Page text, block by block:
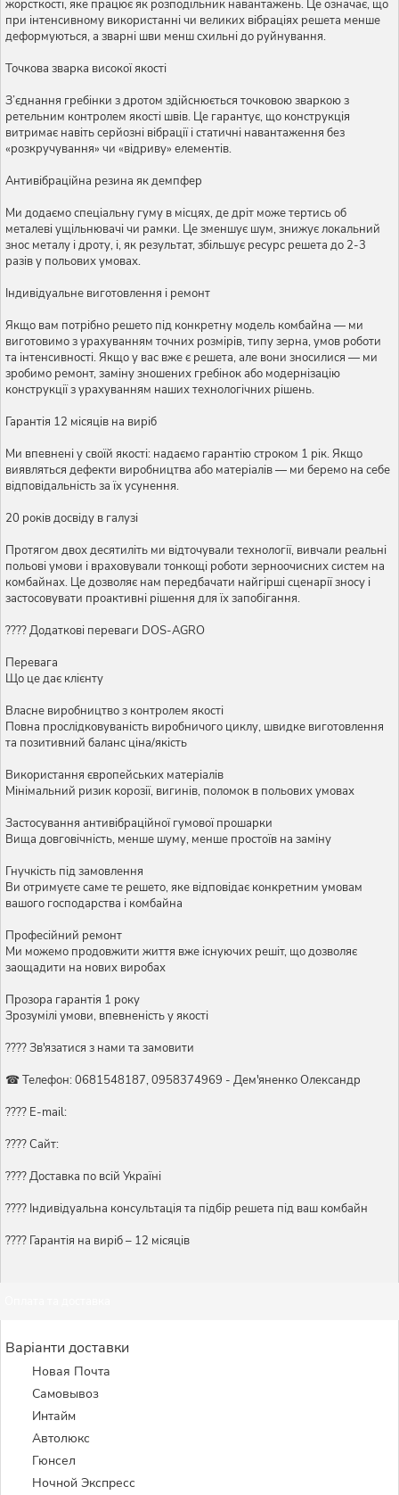
жорсткості, яке працює як розподільник навантажень. Це означає, що
при інтенсивному використанні чи великих вібраціях решета менше
деформуються, а зварні шви менш схильні до руйнування.
Точкова зварка високої якості
З’єднання гребінки з дротом здійснюється точковою зваркою з
ретельним контролем якості швів. Це гарантує, що конструкція
витримає навіть серйозні вібрації і статичні навантаження без
«розкручування» чи «відриву» елементів.
Антивібраційна резина як демпфер
Ми додаємо спеціальну гуму в місцях, де дріт може тертись об
металеві ущільнювачі чи рамки. Це зменшує шум, знижує локальний
знос металу і дроту, і, як результат, збільшує ресурс решета до 2-3
разів у польових умовах.
Індивідуальне виготовлення і ремонт
Якщо вам потрібно решето під конкретну модель комбайна — ми
виготовимо з урахуванням точних розмірів, типу зерна, умов роботи
та інтенсивності. Якщо у вас вже є решета, але вони зносилися — ми
зробимо ремонт, заміну зношених гребінок або модернізацію
конструкції з урахуванням наших технологічних рішень.
Гарантія 12 місяців на виріб
Ми впевнені у своїй якості: надаємо гарантію строком 1 рік. Якщо
виявляться дефекти виробництва або матеріалів — ми беремо на себе
відповідальність за їх усунення.
20 років досвіду в галузі
Протягом двох десятиліть ми відточували технології, вивчали реальні
польові умови і враховували тонкощі роботи зерноочисних систем на
комбайнах. Це дозволяє нам передбачати найгірші сценарії зносу і
застосовувати проактивні рішення для їх запобігання.
???? Додаткові переваги DOS-AGRO
Перевага
Що це дає клієнту
Власне виробництво з контролем якості
Повна прослідковуваність виробничого циклу, швидке виготовлення
та позитивний баланс ціна/якість
Використання європейських матеріалів
Мінімальний ризик корозії, вигинів, поломок в польових умовах
Застосування антивібраційної гумової прошарки
Вища довговічність, менше шуму, менше простоїв на заміну
Гнучкість під замовлення
Ви отримуєте саме те решето, яке відповідає конкретним умовам
вашого господарства і комбайна
Професійний ремонт
Ми можемо продовжити життя вже існуючих решіт, що дозволяє
заощадити на нових виробах
Прозора гарантія 1 року
Зрозумілі умови, впевненість у якості
???? Зв'язатися з нами та замовити
☎ Телефон: 0681548187, 0958374969 - Дем'яненко Олександр
???? E-mail:
???? Сайт:
???? Доставка по всій Україні
????️ Індивідуальна консультація та підбір решета під ваш комбайн
???? Гарантія на виріб – 12 місяців
Варіанти доставки
Новая Почта
Самовывоз
Интайм
Автолюкс
Гюнсел
Ночной Экспресс